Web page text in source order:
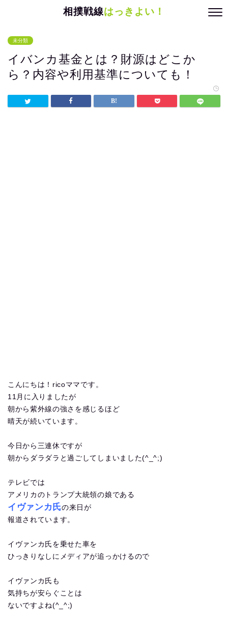
相撲戦線はっきよい！
未分類
イバンカ基金とは？財源はどこか
ら？内容や利用基準についても！
こんにちは！ricoママです。
11月に入りましたが
朝から紫外線の強さを感じるほど
晴天が続いています。
今日から三連休ですが
朝からダラダラと過ごしてしまいました(^_^;)
テレビでは
アメリカのトランプ大統領の娘である
イヴァンカ氏の来日が
報道されています。
イヴァンカ氏を乗せた車を
ひっきりなしにメディアが追っかけるので
イヴァンカ氏も
気持ちが安らぐことは
ないですよね(^_^;)